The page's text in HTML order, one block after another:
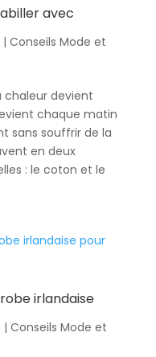
avec
| Conseils Mode et
chaleur devient
chaque matin
sans souffrir de la
en deux
: le coton et le
irlandaise
| Conseils Mode et